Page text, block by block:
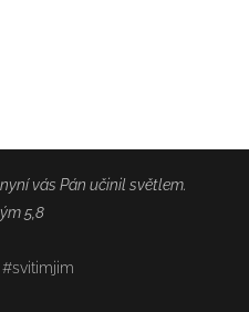
vás Pán učinil světlem.
5,8